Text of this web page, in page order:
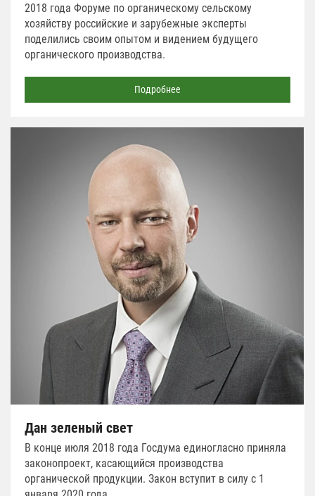
2018 года Форуме по органическому сельскому
хозяйству российские и зарубежные эксперты
поделились своим опытом и видением будущего
органического производства.
Подробнее
Дан зеленый свет
В конце июля 2018 года Госдума единогласно приняла
законопроект, касающийся производства
органической продукции. Закон вступит в силу с 1